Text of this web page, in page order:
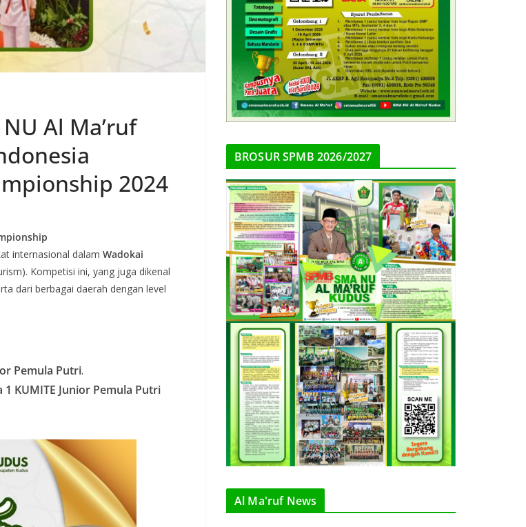
Al Ma’ruf
2024
internasional dalam Wadokai
Kompetisi ini, yang juga dikenal
dari berbagai daerah dengan level
Pemula Putri.
1 KUMITE Junior Pemula Putri
BROSUR SPMB 2026/2027
Al Ma'ruf News